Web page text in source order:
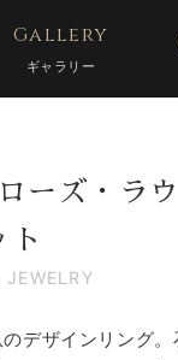
Gallery
ギャラリー
ーズ・ラ
ト
デザインリング